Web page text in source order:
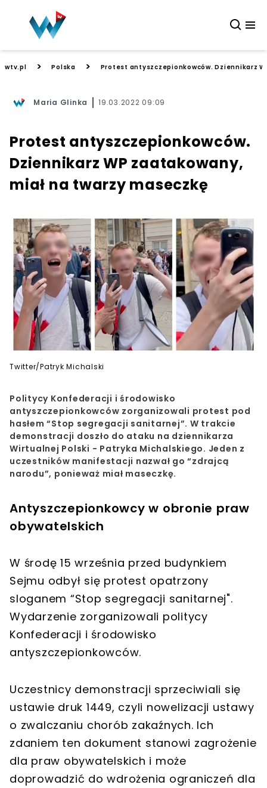
wtv.pl > Polska > Protest antyszczepionkowców. Dziennikarz
Maria Glinka 19.03.2022 09:09
Protest antyszczepionkowców.
Dziennikarz WP zaatakowany,
miał na twarzy maseczkę
Twitter/Patryk Michalski
Politycy Konfederacji i środowisko
antyszczepionkowców zorganizowali protest pod
hasłem “Stop segregacji sanitarnej”. W trakcie
demonstracji doszło do ataku na dziennikarza
Wirtualnej Polski - Patryka Michalskiego. Jeden z
uczestników manifestacji nazwał go “zdrajcą
narodu”, ponieważ miał maseczkę.
Antyszczepionkowcy w obronie praw
obywatelskich
W środę 15 września przed budynkiem
Sejmu odbył się protest opatrzony
sloganem “Stop segregacji sanitarnej".
Wydarzenie zorganizowali politycy
Konfederacji i środowisko
antyszczepionkowców.
Uczestnicy demonstracji sprzeciwiali się
ustawie druk 1449, czyli nowelizacji ustawy
o zwalczaniu chorób zakaźnych. Ich
zdaniem ten dokument stanowi zagrożenie
dla praw obywatelskich i może
doprowadzić do wdrożenia ograniczeń dla